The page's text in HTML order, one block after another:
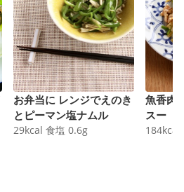
お弁当に レンジでえのき
とピーマン塩ナムル
29kcal 食塩 0.6g
魚香肉
スー
184kcal